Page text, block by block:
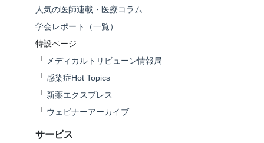
人気の医師連載・医療コラム
学会レポート（一覧）
特設ページ
└ メディカルトリビューン情報局
└ 感染症Hot Topics
└ 新薬エクスプレス
└ ウェビナーアーカイブ
サービス